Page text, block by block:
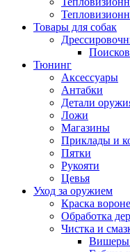
Товары для собак
Тюнинг
Аксессуары
Антабки
Детали
Ложи
Магазины
Приклады и
Пятки
Рукояти
Цевья
Уход за оружием
Краска
Обработка
Чистка и
Вишеры